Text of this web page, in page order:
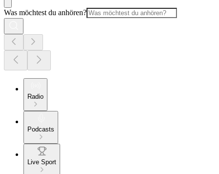
Was möchtest du anhören?
Radio
Podcasts
Live Sport